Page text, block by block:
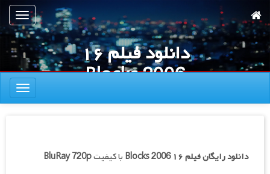
به
محتوای
اصلی
ناوبری
دانلود فیلم ۱۶
Blocks 2006
ناوبری
دانلود رایگان فیلم۱۶ Blocks 2006 با کیفیتBluRay 720p